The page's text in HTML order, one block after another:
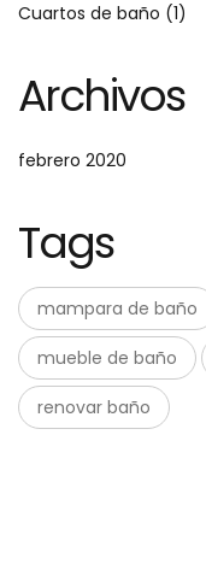
Cuartos de baño (1)
Archivos
febrero 2020
Tags
mampara de baño
mueble de baño
renovar baño